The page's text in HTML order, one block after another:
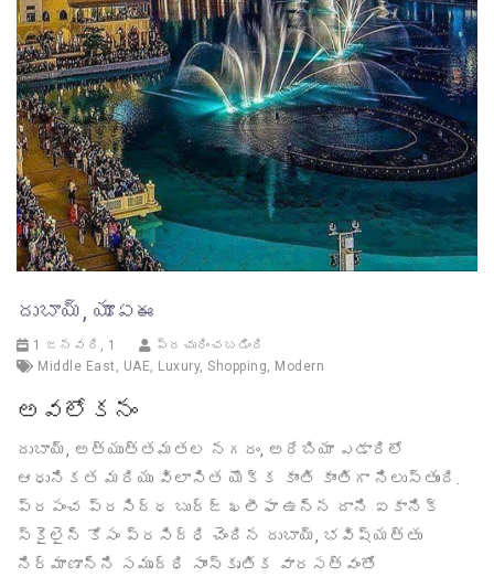
దుబాయ్, యూఏఈ
1 జనవరి, 1
ప్రచురించబడింది
Middle East , UAE, Luxury, Shopping, Modern
అవలోకనం
దుబాయ్, అత్యుత్తమతల నగరం, అరేబియా ఎడారిలో
ఆధునికత మరియు విలాసిత యొక్క కాంతి కాంతిగా నిలుస్తుంది.
ప్రపంచ ప్రసిద్ధ బుర్జ్ ఖలీఫా ఉన్న దాని ఐకానిక్
స్కైలైన్ కోసం ప్రసిద్ధి చెందిన దుబాయ్, భవిష్యత్తు
నిర్మాణాన్ని సమృద్ధి సాంస్కృతిక వారసత్వంతో